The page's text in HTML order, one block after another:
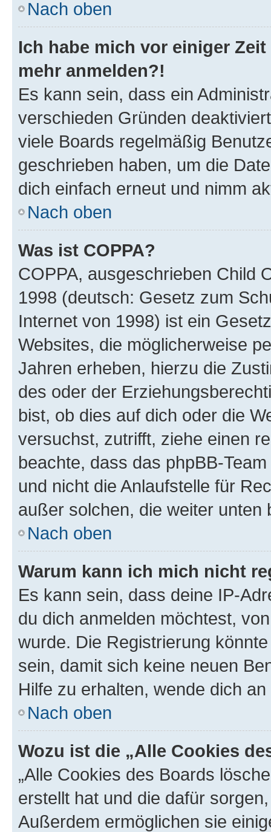
Nach oben
Ich habe mich vor einiger
mehr anmelden?!
Es kann sein, dass ein
verschieden Gründen
viele Boards regelmäßig
geschrieben haben, um die
dich einfach erneut und nimm
Nach oben
Was ist COPPA?
COPPA, ausgeschrieben Child
1998 (deutsch: Gesetz zum
Internet von 1998) ist ein
Websites, die möglicherweise
Jahren erheben, hierzu die
des oder der
bist, ob dies auf dich oder die
versuchst, zutrifft, ziehe einen
beachte, dass das phpBB-
und nicht die Anlaufstelle für
außer solchen, die weiter unten
Nach oben
Warum kann ich mich nicht
Es kann sein, dass deine IP-
du dich anmelden möchtest,
wurde. Die Registrierung
sein, damit sich keine neuen
Hilfe zu erhalten, wende dich
Nach oben
Wozu ist die „Alle Cookies
„Alle Cookies des Boards
erstellt hat und die dafür
Außerdem ermöglichen sie